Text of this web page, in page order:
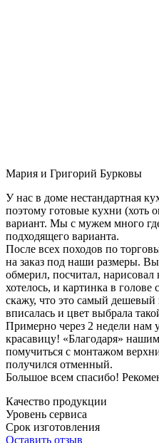
Мария и Григорий Бурковы
У нас в доме нестандартная
поэтому готовые кухни
вариант. Мы с мужем много
подходящего варианта.
После всех походов по
на заказ под наши размеры.
обмерил, посчитал,
хотелось, и картинка в
скажу, что это самый дешевый
вписалась и цвет выбрала
Примерно через 2 недели нам
красавицу! «Благодаря»
помучиться с монтажом
получился отменный.
Большое всем спасибо!
Качество продукции
Уровень сервиса
Срок изготовления
Оставить отзыв